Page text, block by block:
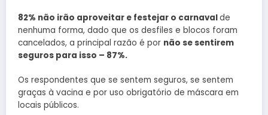
82% não irão aproveitar e festejar o carnavalde
nenhuma forma, dado que os desfiles e blocos foram
cancelados, a principal razão é por não se sentirem
seguros para isso – 87%.
Os respondentes que se sentem seguros, se sentem
graças à vacina e por uso obrigatório de máscara em
locais públicos.